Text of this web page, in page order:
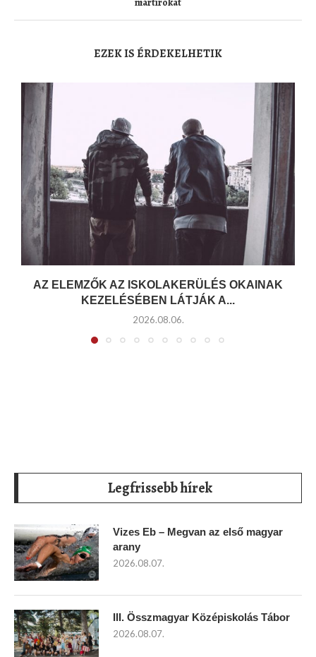
EZEK IS ÉRDEKELHETIK
AZ ELEMZŐK AZ ISKOLAKERÜLÉS OKAINAK
KEZELÉSÉBEN LÁTJÁK A...
2026.08.06.
Legfrissebb hírek
Vizes Eb – Megvan az első magyar
arany
2026.08.07.
III. Összmagyar Középiskolás Tábor
2026.08.07.